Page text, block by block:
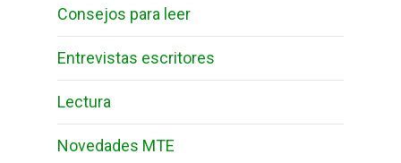
Consejos para leer
Entrevistas escritores
Lectura
Novedades MTE